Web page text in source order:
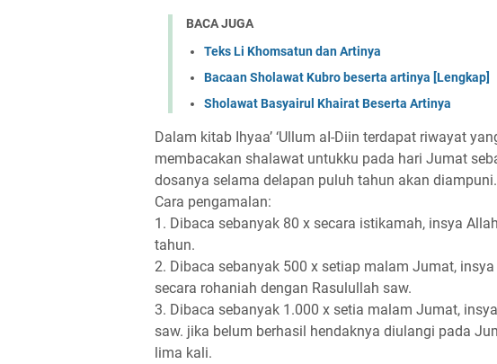
BACA JUGA
Teks Li Khomsatun dan Artinya
Bacaan Sholawat Kubro beserta artinya [Lengkap]
Sholawat Basyairul Khairat Beserta Artinya
Dalam kitab Ihyaa’ ‘Ullum aI-Diin terdapat riwayat
membacakan shalawat untukku pada hari Jumat
dosanya selama delapan puluh tahun akan
Cara pengamalan:
1. Dibaca sebanyak 80 x secara istikamah, insya
tahun.
2. Dibaca sebanyak 500 x setiap malam Jumat,
secara rohaniah dengan Rasulullah saw.
3. Dibaca sebanyak 1.000 x setia malam Jumat,
saw. jika belum berhasil hendaknya diulangi pada
lima kali.